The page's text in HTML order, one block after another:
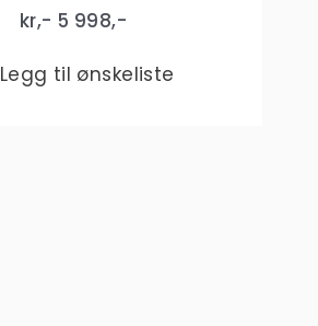
kr,- 5 998,-
Legg til ønskeliste